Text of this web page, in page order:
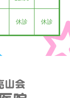
休診 休診